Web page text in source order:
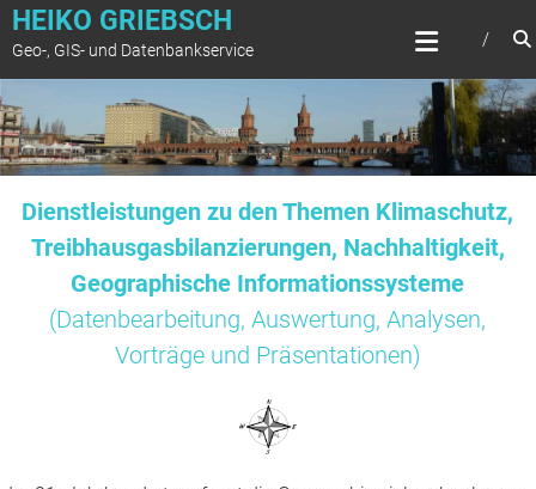
Zum
springen
HEIKO GRIEBSCH
Geo-, GIS- und Datenbankservice
Dienstleistungen zu den Themen Klimaschutz,
Treibhausgasbilanzierungen, Nachhaltigkeit,
Geographische Informationssysteme
(Datenbearbeitung, Auswertung, Analysen,
Vorträge und Präsentationen)